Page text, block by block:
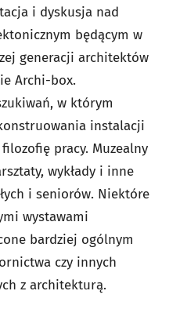
i dyskusja nad
będącym w
generacji architektów
Archi-box.
, w którym
instalacji
pracy. Muzealny
wykłady i inne
i seniorów. Niektóre
wystawami
bardziej ogólnym
czy innych
z architekturą.